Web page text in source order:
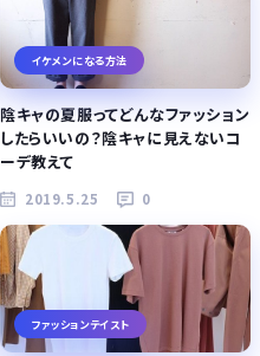
イケメンになる方法
陰キャの夏服ってどんなファッション
したらいいの？陰キャに見えないコ
ーデ教えて
2019.5.25 0
ファッションテイスト